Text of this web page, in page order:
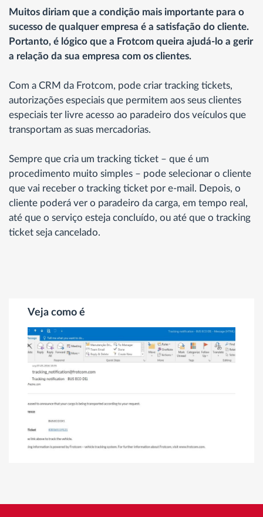
Muitos diriam que a condição mais importante para o
sucesso de qualquer empresa é a satisfação do cliente.
Portanto, é lógico que a Frotcom queira ajudá-lo a gerir
a relação da sua empresa com os clientes.
Com a CRM da Frotcom, pode criar tracking tickets,
autorizações especiais que permitem aos seus clientes
especiais ter livre acesso ao paradeiro dos veículos que
transportam as suas mercadorias.
Sempre que cria um tracking ticket – que é um
procedimento muito simples – pode selecionar o cliente
que vai receber o tracking ticket por e-mail. Depois, o
cliente poderá ver o paradeiro da carga, em tempo real,
até que o serviço esteja concluído, ou até que o tracking
ticket seja cancelado.
Veja como é